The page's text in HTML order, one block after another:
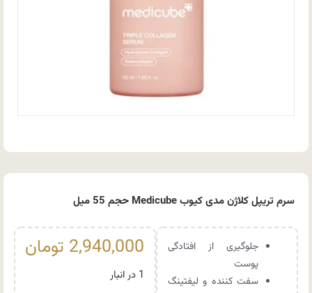
سرم تریپل کلاژن مدی کیوب Medicube حجم 55 میل
جلوگیری از افتادگی
پوست
سفت کننده و لیفتینگ
2,940,000 تومان
1 در انبار